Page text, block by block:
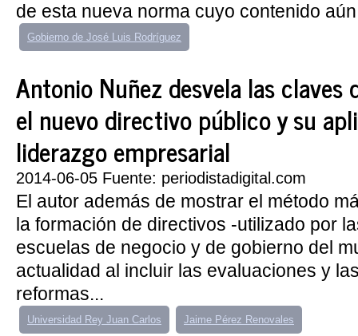
de esta nueva norma cuyo contenido
Gobierno de José Luis Rodríguez
Antonio Nuñez desvela las claves
el nuevo directivo público y su
liderazgo empresarial
2014-06-05 Fuente: periodistadigital.com
El autor además de mostrar el método
la formación de directivos -utilizado por
escuelas de negocio y de gobierno del
actualidad al incluir las evaluaciones y
reformas...
Universidad Rey Juan Carlos Jaime Pérez Renovales